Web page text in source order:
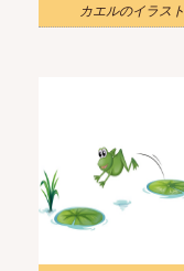
カエルのイラスト